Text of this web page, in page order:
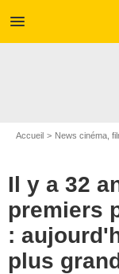
menu
Accueil News cinéma,
Il y a 32
premiers
:
plus